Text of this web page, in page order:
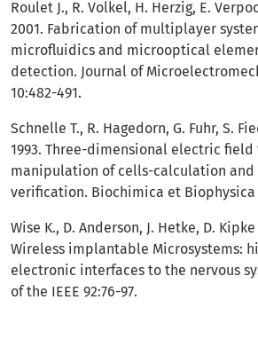
Roulet J., R. Volkel, H. Herzig, E.
2001. Fabrication of multiplayer
microfluidics and microoptical
detection. Journal of
10:482-491.
Schnelle T., R. Hagedorn, G. Fuhr, S.
1993. Three-dimensional electric field
manipulation of cells-calculation
verification. Biochimica et Biophysica
Wise K., D. Anderson, J. Hetke, D.
Wireless implantable Microsystems:
electronic interfaces to the nervous
of the IEEE 92:76-97.